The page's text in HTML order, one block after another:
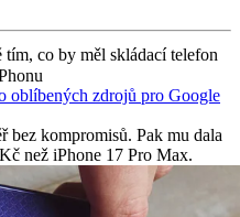
co by měl skládací telefon
oblíbených zdrojů pro Google
bez kompromisů. Pak mu dala
než iPhone 17 Pro Max.